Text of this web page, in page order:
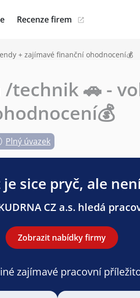
Recenze firem
+ zajímavé finanční ohodnocení💰
technik 🚗 -
Plný úvazek
sice pryč, ale
CZ a.s. hledá
Zobrazit nabídky firmy
zajímavé pracovní